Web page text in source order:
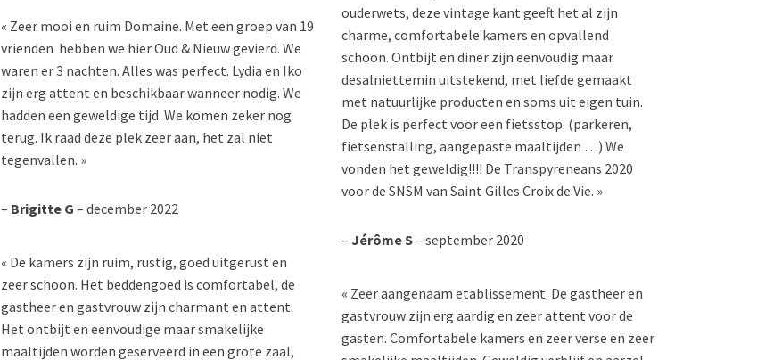
« Zeer mooi en ruim Domaine. Met een groep van 19
vrienden hebben we hier Oud & Nieuw gevierd. We
waren er 3 nachten. Alles was perfect. Lydia en Iko
zijn erg attent en beschikbaar wanneer nodig. We
hadden een geweldige tijd. We komen zeker nog
terug. Ik raad deze plek zeer aan, het zal niet
tegenvallen. »
– Brigitte G – december 2022
« De kamers zijn ruim, rustig, goed uitgerust en
zeer schoon. Het beddengoed is comfortabel, de
gastheer en gastvrouw zijn charmant en attent.
Het ontbijt en eenvoudige maar smakelijke
maaltijden worden geserveerd in een grote zaal,
ouderwets, deze vintage kant geeft het al zijn
charme, comfortabele kamers en opvallend
schoon. Ontbijt en diner zijn eenvoudig maar
desalniettemin uitstekend, met liefde gemaakt
met natuurlijke producten en soms uit eigen tuin.
De plek is perfect voor een fietsstop. (parkeren,
fietsenstalling, aangepaste maaltijden …) We
vonden het geweldig!!!! De Transpyreneans 2020
voor de SNSM van Saint Gilles Croix de Vie. »
– Jérôme S– september 2020
« Zeer aangenaam etablissement. De gastheer en
gastvrouw zijn erg aardig en zeer attent voor de
gasten. Comfortabele kamers en zeer verse en zeer